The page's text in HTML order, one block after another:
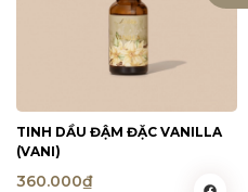
TINH DẦU ĐẬM ĐẶC VANILLA
(VANI)
360.000₫